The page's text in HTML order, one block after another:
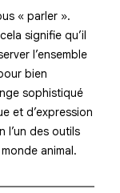
« parler ».
signifie qu’il
l’ensemble
bien
sophistiqué
et d’expression
l’un des outils
animal.